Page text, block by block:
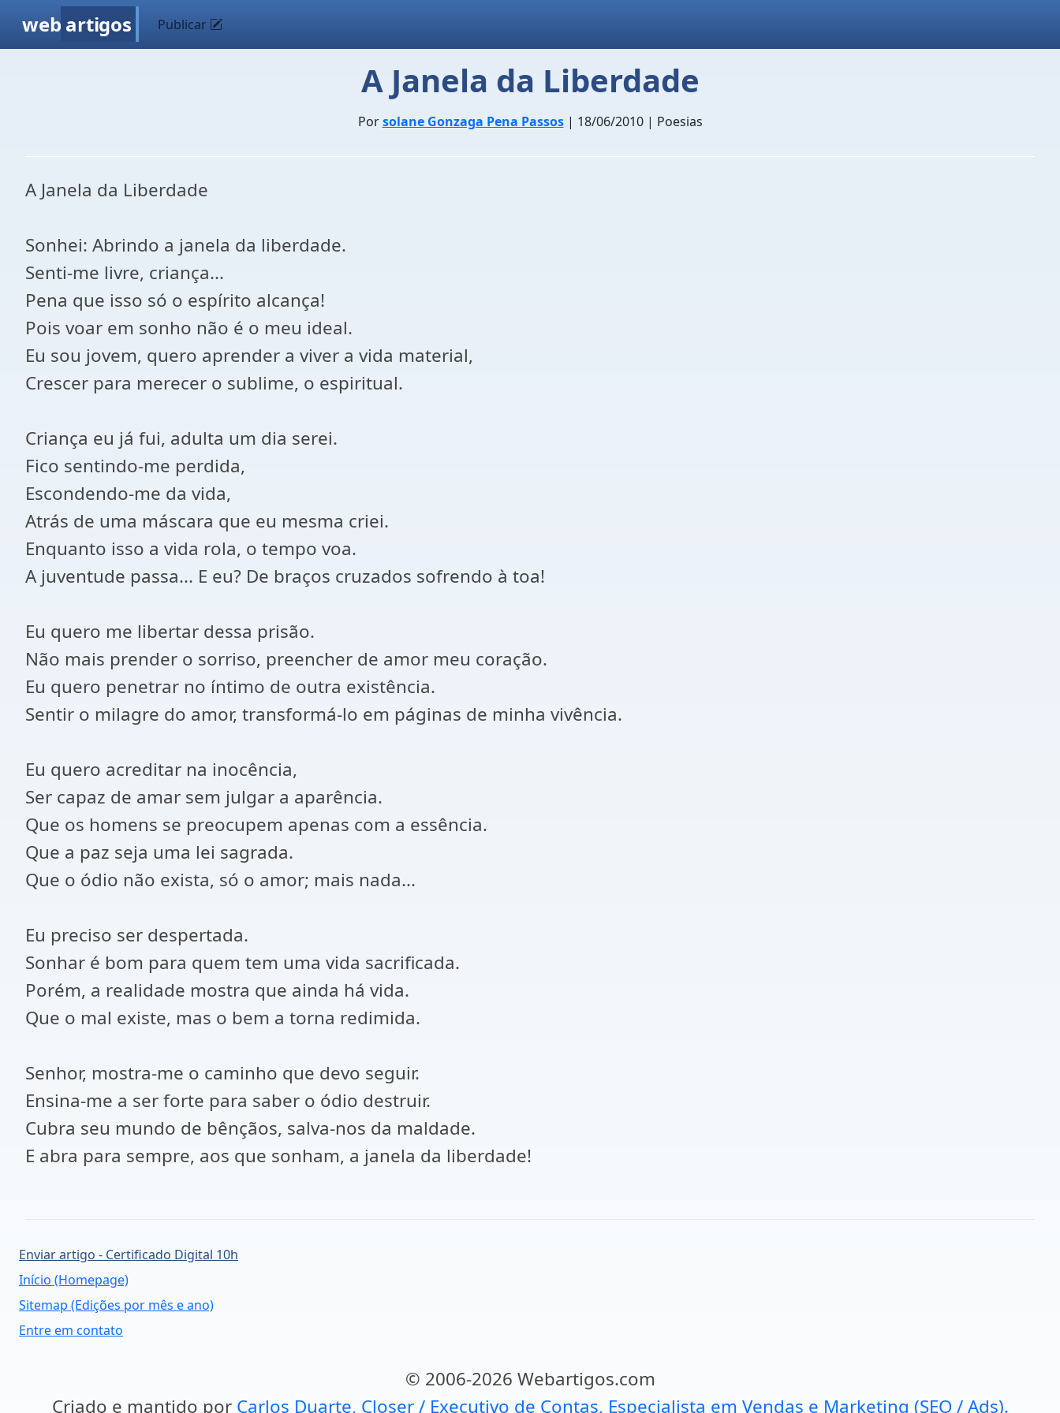
web artigos Publicar
A Janela da Liberdade
Porsolane Gonzaga Pena Passos| 18/06/2010 | Poesias
A Janela da Liberdade
Sonhei: Abrindo a janela da liberdade.
Senti-me livre, criança...
Pena que isso só o espírito alcança!
Pois voar em sonho não é o meu ideal.
Eu sou jovem, quero aprender a viver a vida material,
Crescer para merecer o sublime, o espiritual.
Criança eu já fui, adulta um dia serei.
Fico sentindo-me perdida,
Escondendo-me da vida,
Atrás de uma máscara que eu mesma criei.
Enquanto isso a vida rola, o tempo voa.
A juventude passa... E eu? De braços cruzados sofrendo à toa!
Eu quero me libertar dessa prisão.
Não mais prender o sorriso, preencher de amor meu coração.
Eu quero penetrar no íntimo de outra existência.
Sentir o milagre do amor, transformá-lo em páginas de minha vivência.
Eu quero acreditar na inocência,
Ser capaz de amar sem julgar a aparência.
Que os homens se preocupem apenas com a essência.
Que a paz seja uma lei sagrada.
Que o ódio não exista, só o amor; mais nada...
Eu preciso ser despertada.
Sonhar é bom para quem tem uma vida sacrificada.
Porém, a realidade mostra que ainda há vida.
Que o mal existe, mas o bem a torna redimida.
Senhor, mostra-me o caminho que devo seguir.
Ensina-me a ser forte para saber o ódio destruir.
Cubra seu mundo de bênçãos, salva-nos da maldade.
E abra para sempre, aos que sonham, a janela da liberdade!
Enviar artigo - Certificado Digital 10h
Início (Homepage)
Sitemap (Edições por mês e ano)
Entre em contato
© 2006-2026 Webartigos.com
Criado e mantido por Carlos Duarte, Closer / Executivo de Contas, Especialista em Vendas e Marketing (SEO / Ads).